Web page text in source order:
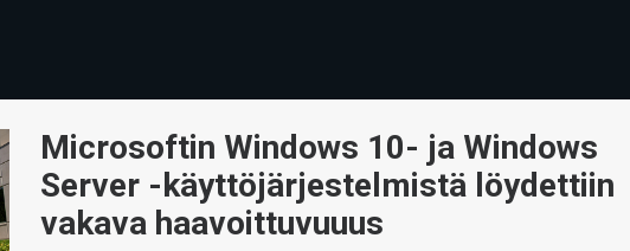
Microsoftin Windows 10- ja Windows
Server -käyttöjärjestelmistä löydettiin
vakava haavoittuvuuus